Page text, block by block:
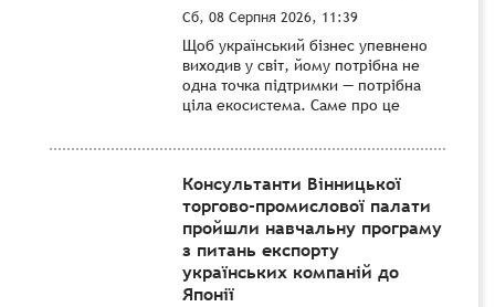
Сб, 08 Серпня 2026, 11:39
Щоб український бізнес упевнено
виходив у світ, йому потрібна не
одна точка підтримки — потрібна
ціла екосистема. Саме про це
Консультанти Вінницької
торгово-промислової палати
пройшли навчальну програму
з питань експорту
українських компаній до
Японії